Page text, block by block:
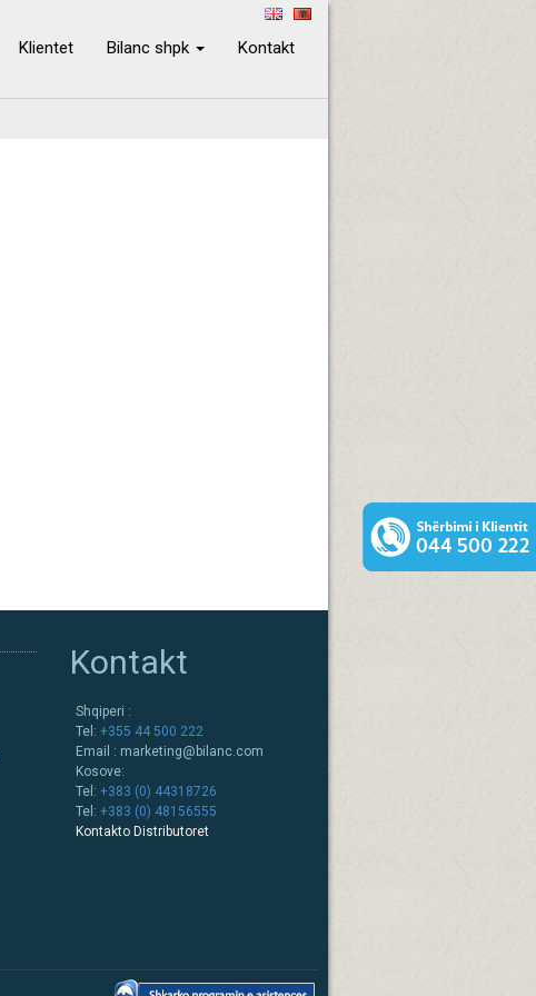
Klientet Bilanc shpk Kontakt
Kontakt
Shqiperi :
Tel: +355 44 500 222
Email : marketing@bilanc.com
Kosove:
Tel: +383 (0) 44318726
Tel: +383 (0) 48156555
Kontakto Distributoret